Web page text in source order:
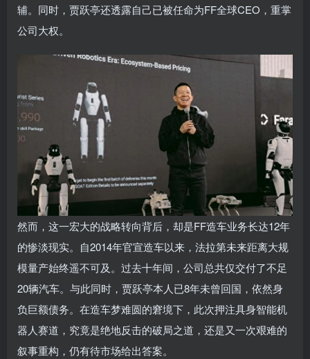
辅。同时，贾跃亭还透露自己已被任命为FF全球CEO，重掌
公司大权。
然而，这一宏大的战略转向背后，却是FF造车业务长达12年
的惨淡现实。自2014年官宣造车以来，法拉第未来距离大规
模量产始终遥不可及。过去十年间，公司总共仅交付了不足
20辆汽车。与此同时，贾跃亭本人已8年未曾回国，依然身
负巨额债务。在造车梦难圆的窘境下，此次押注具身智能机
器人赛道，究竟是绝地反击的破局之道，还是又一次艰难的
叙事重构，仍有待市场给出答案。